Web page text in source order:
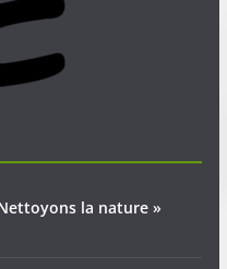
la nature »